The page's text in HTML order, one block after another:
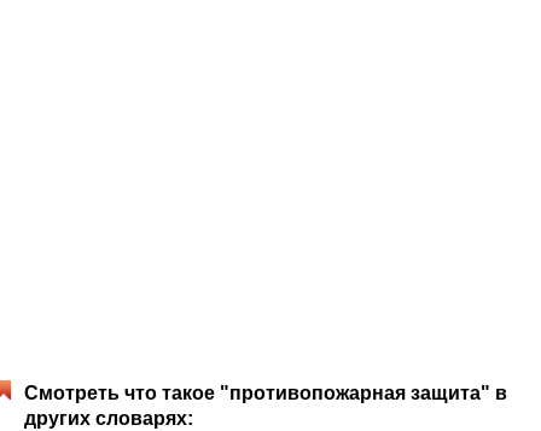
Смотреть что такое "противопожарная защита" в
других словарях: